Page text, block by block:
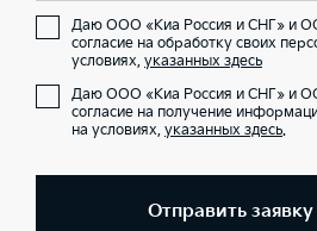
Даю ООО «Киа Россия и СНГ» и
согласие на обработку своих
условиях, указанных здесь
Даю ООО «Киа Россия и СНГ» и
согласие на получение
на условиях, указанных здесь.
Отправить